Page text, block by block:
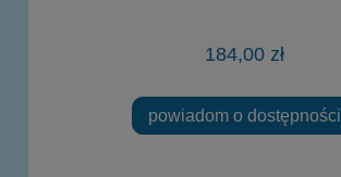
184,00 zł
powiadom o dostępności